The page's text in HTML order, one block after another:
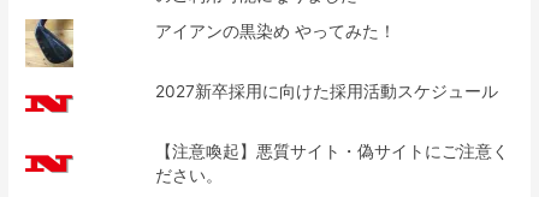
アイアンの黒染め やってみた！
2027新卒採用に向けた採用活動スケジュール
【注意喚起】悪質サイト・偽サイトにご注意く
ださい。